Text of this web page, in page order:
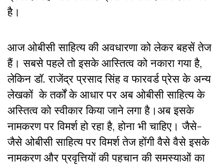
है।
आज ओबीसी साहित्य की अवधारणा को लेकर बहसें तेज
हैं। सबसे पहले तो इसके आस्तित्व को नकारा गया है,
लेकिन डॉ. राजेंद्र प्रसाद सिंह व फारवर्ड प्रेस के अन्य
लेखकों के तर्कों के आधार पर अब ओबीसी साहित्य के
अस्तित्व को स्वीकार किया जाने लगा है।अब इसके
नामकरण पर विमर्श हो रहा है, होना भी चाहिए। जैसे-
जैसे ओबीसी साहित्य पर विमर्श तेज होंगी वैसे वैसे इसके
नामकरण और प्रवृत्तियों की पहचान की समस्याओं का